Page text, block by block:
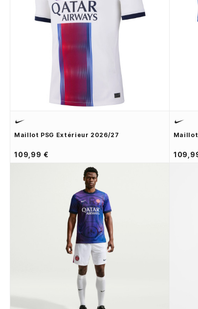
Maillot PSG Extérieur 2026/27
109,99 €
Maillot